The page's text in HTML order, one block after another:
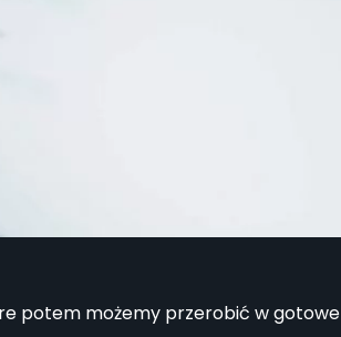
potem możemy przerobić w gotowe